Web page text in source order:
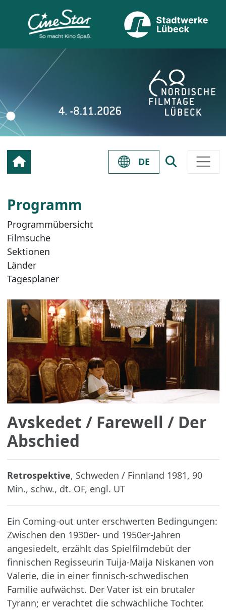
DE
Programm
Programmübersicht
Filmsuche
Sektionen
Länder
Tagesplaner
Avskedet / Farewell / Der
Abschied
Retrospektive, Schweden / Finnland 1981, 90
Min., schw., dt. OF, engl. UT
Ein Coming-out unter erschwerten Bedingungen:
Zwischen den 1930er- und 1950er-Jahren
angesiedelt, erzählt das Spielfilmdebüt der
finnischen Regisseurin Tuija-Maija Niskanen von
Valerie, die in einer finnisch-schwedischen
Familie aufwächst. Der Vater ist ein brutaler
Tyrann; er verachtet die schwächliche Tochter.